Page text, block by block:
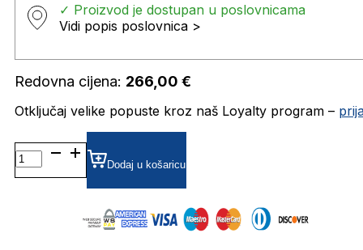
✓ Proizvod je dostupan u poslovnicama
Vidi popis poslovnica >
Redovna cijena: 266,00 €
Otključaj velike popuste kroz naš Loyalty program –
HER0231 DIOPTRIJSKI
OKVIRI
CAROLINA
Dodaj u košaricu